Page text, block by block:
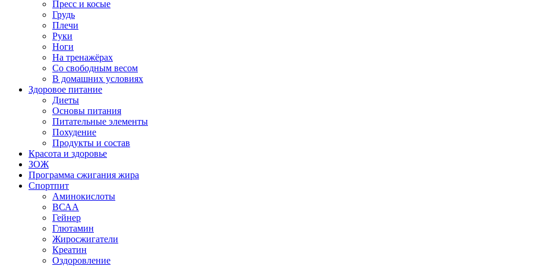
Пресс и косые
Грудь
Плечи
Руки
Ноги
На тренажёрах
Со свободным весом
В домашних условиях
Здоровое питание
Диеты
Основы питания
Питательные элементы
Похудение
Продукты и состав
Красота и здоровье
ЗОЖ
Программа сжигания жира
Спортпит
Аминокислоты
ВСАА
Гейнер
Глютамин
Жиросжигатели
Креатин
Оздоровление